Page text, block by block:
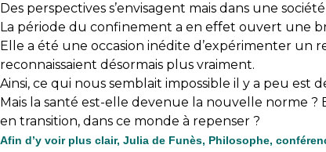
Des perspectives s’envisagent mais dans une
La période du confinement a en effet ouvert une
Elle a été une occasion inédite d’expérimenter un
reconnaissaient désormais plus vraiment.
Ainsi, ce qui nous semblait impossible il y a peu
Mais la santé est-elle devenue la nouvelle norme
en transition, dans ce monde à repenser ?
Afin d’y voir plus clair, Julia de Funès, Philosophe,